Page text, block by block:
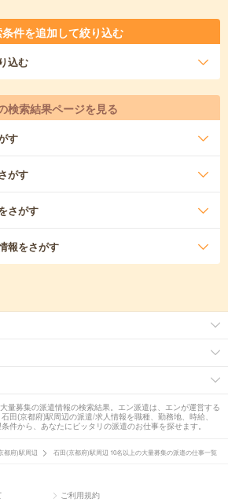
件を追加して絞り込む
込む
検索結果ページを見る
す
がす
さがす
報をさがす
量募集の派遣情報の検索結果。エン派遣は、エンが運営する
田(京都府)駅周辺の派遣/求人情報を職種、勤務地、時給、
件から、あなたにピッタリの派遣のお仕事を探せます。
都府)駅周辺 石田(京都府)駅周辺 10名以上の大量募集の派遣の仕事一覧
ご利用規約